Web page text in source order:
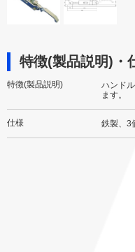
特徴(製品説明)・
特徴(製品説明)
ハンド
ます。
仕様 鉄製、3